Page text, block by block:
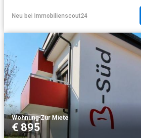
Neu bei Immobilienscout24
Wohnung·Zur Miete
€ 895